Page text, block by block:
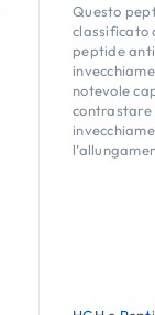
Questo
classificato
peptide
notevole
contrastare